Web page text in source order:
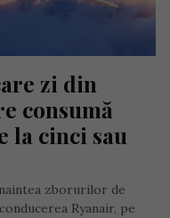
zi din
consumă
la cinci sau
zborurilor de
Ryanair, pe